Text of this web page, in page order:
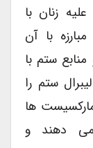
زنان با
با آن
ستم با
ستم را
ها
دهند و